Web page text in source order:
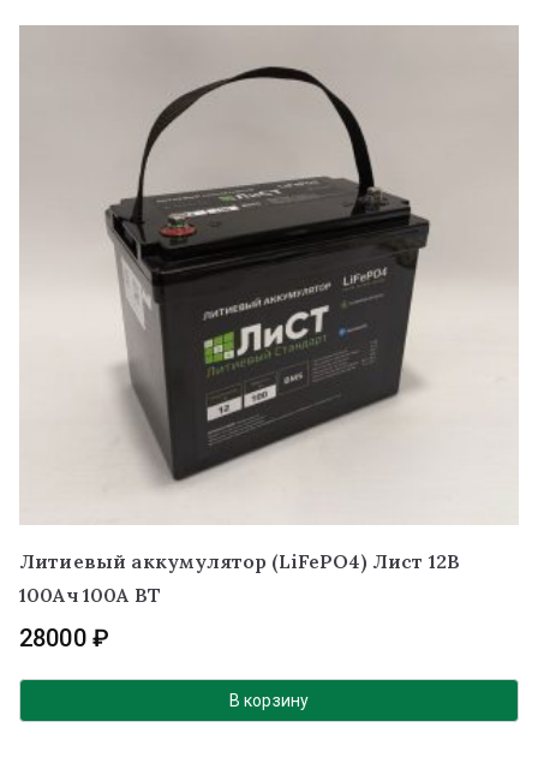
Литиевый аккумулятор (LiFePO4) Лист 12В
100Ач 100А BT
28000 ₽
В корзину